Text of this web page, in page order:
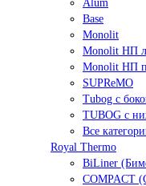
Alum
Base
Monolit
Monolit НП
Monolit НП
SUPReMO
Tubog с
TUBOG с
Все
Royal Thermo
BiLiner
COMPACT